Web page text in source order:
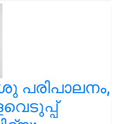
പരിപാലനം,